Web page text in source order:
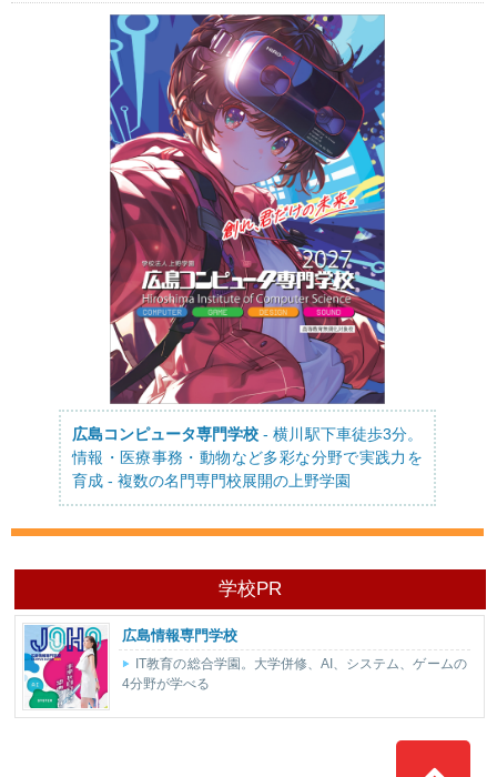
広島コンピュータ専門学校 - 横川駅下車徒歩3分。
情報・医療事務・動物など多彩な分野で実践力を
育成 - 複数の名門専門校展開の上野学園
学校PR
広島情報専門学校
IT教育の総合学園。大学併修、AI、システム、ゲームの
4分野が学べる